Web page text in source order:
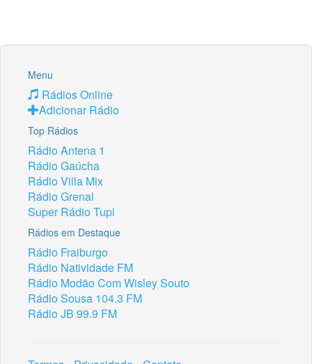
Menu
Rádios Online
Adicionar Rádio
Top Rádios
Rádio Antena 1
Rádio Gaúcha
Rádio Villa Mix
Rádio Grenal
Super Rádio Tupi
Rádios em Destaque
Rádio Fraiburgo
Rádio Natividade FM
Rádio Modão Com Wisley Souto
Rádio Sousa 104.3 FM
Rádio JB 99.9 FM